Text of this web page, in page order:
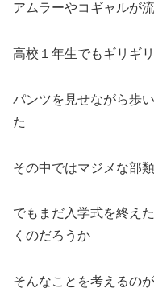
アムラーやコギャルが
高校１年生でもギリギ
パンツを見せながら歩
た
その中ではマジメな部
でもまだ入学式を終え
くのだろうか
そんなことを考えるの